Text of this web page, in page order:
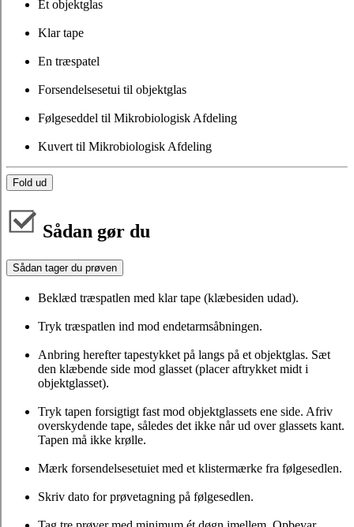
Et objektglas
Klar tape
En træspatel
Forsendelsesetui til objektglas
Følgeseddel til Mikrobiologisk Afdeling
Kuvert til Mikrobiologisk Afdeling
Fold ud
Sådan gør du
Sådan tager du prøven
Beklæd træspatlen med klar tape (klæbesiden udad).
Tryk træspatlen ind mod endetarmsåbningen.
Anbring herefter tapestykket på langs på et objektglas. Sæt
den klæbende side mod glasset (placer aftrykket midt i
objektglasset).
Tryk tapen forsigtigt fast mod objektglassets ene side. Afriv
overskydende tape, således det ikke når ud over glassets kant.
Tapen må ikke krølle.
Mærk forsendelsesetuiet med et klistermærke fra følgesedlen.
Skriv dato for prøvetagning på følgesedlen.